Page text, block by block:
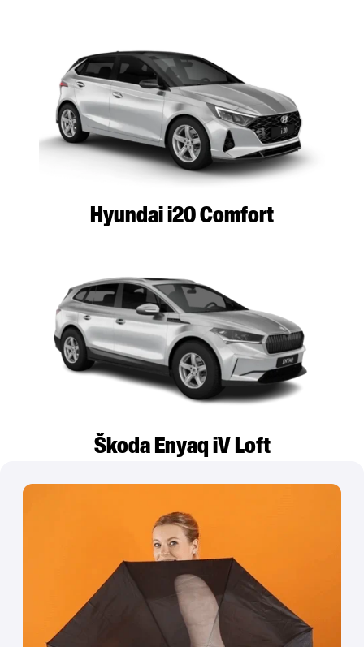
Hyundai i20 Comfort
Škoda Enyaq iV Loft